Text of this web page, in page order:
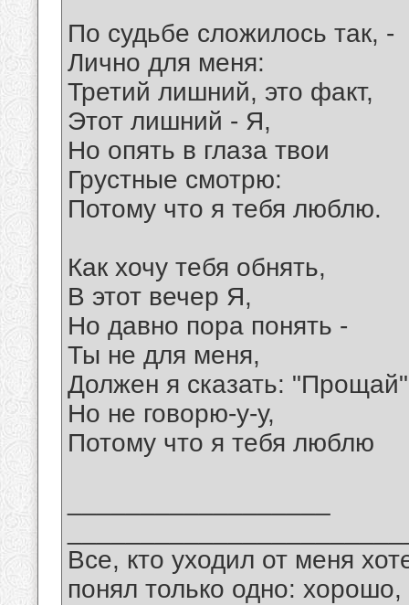
По судьбе сложилось так, -
Лично для меня:
Третий лишний, это факт,
Этот лишний - Я,
Но опять в глаза твои
Грустные смотрю:
Потому что я тебя люблю.
Как хочу тебя обнять,
В этот вечер Я,
Но давно пора понять -
Ты не для меня,
Должен я сказать:
Но не говорю-у-у,
Потому что я тебя люблю
Все, кто уходил от меня
понял только одно: